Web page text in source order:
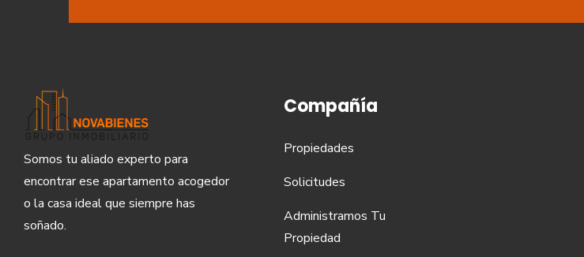
Somos tu aliado experto para
encontrar ese apartamento acogedor
o la casa ideal que siempre has
soñado.
Compañía
Propiedades
Solicitudes
Administramos Tu
Propiedad